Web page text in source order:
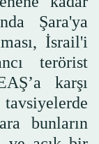
Şara'ya
İsrail'i
terörist
karşı
bunların